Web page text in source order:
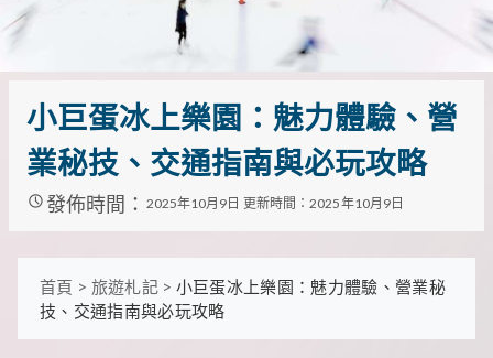
的
指
南！
這
裡
有
最
用
的
旅
行
攻
小巨蛋冰上樂園：魅力體驗、營
業秘技、交通指南與必玩攻略
發佈時間： 2025年10月9日 更新時間：2025年10月9日
首頁 > 旅遊札記> 小巨蛋冰上樂園：魅力體驗、營業秘
技、交通指南與必玩攻略